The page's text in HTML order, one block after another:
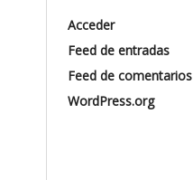
Acceder
Feed de entradas
Feed de comentarios
WordPress.org